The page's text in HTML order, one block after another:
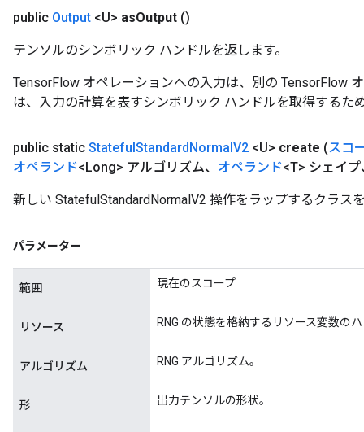
public Output <U> asOutput ()
テンソルのシンボリック ハンドルを返します。
TensorFlow オペレーションへの入力は、別の TensorFlow
は、入力の計算を表すシンボリック ハンドルを取得するた
public static StatefulStandardNormalV2 <U> create (スコ
オペランド<Long> アルゴリズム、 オペランド<T> シェイ
新しい StatefulStandardNormalV2 操作をラップするクラス
パラメーター
範囲 現在のスコープ
リソース RNG の状態を格納するリソース変数の
アルゴリズム RNG アルゴリズム。
形 出力テンソルの形状。